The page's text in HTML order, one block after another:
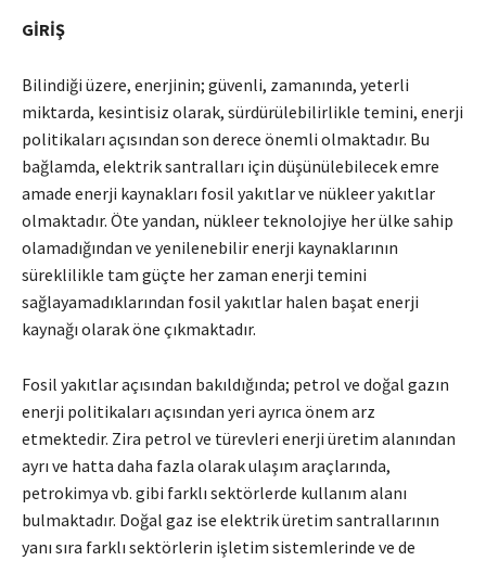
GİRİŞ
Bilindiği üzere, enerjinin; güvenli, zamanında, yeterli
miktarda, kesintisiz olarak, sürdürülebilirlikle temini, enerji
politikaları açısından son derece önemli olmaktadır. Bu
bağlamda, elektrik santralları için düşünülebilecek emre
amade enerji kaynakları fosil yakıtlar ve nükleer yakıtlar
olmaktadır. Öte yandan, nükleer teknolojiye her ülke sahip
olamadığından ve yenilenebilir enerji kaynaklarının
süreklilikle tam güçte her zaman enerji temini
sağlayamadıklarından fosil yakıtlar halen başat enerji
kaynağı olarak öne çıkmaktadır.
Fosil yakıtlar açısından bakıldığında; petrol ve doğal gazın
enerji politikaları açısından yeri ayrıca önem arz
etmektedir. Zira petrol ve türevleri enerji üretim alanından
ayrı ve hatta daha fazla olarak ulaşım araçlarında,
petrokimya vb. gibi farklı sektörlerde kullanım alanı
bulmaktadır. Doğal gaz ise elektrik üretim santrallarının
yanı sıra farklı sektörlerin işletim sistemlerinde ve de